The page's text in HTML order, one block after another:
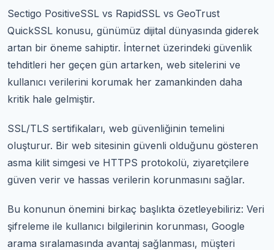
Sectigo PositiveSSL vs RapidSSL vs GeoTrust
QuickSSL konusu, günümüz dijital dünyasında giderek
artan bir öneme sahiptir. İnternet üzerindeki güvenlik
tehditleri her geçen gün artarken, web sitelerini ve
kullanıcı verilerini korumak her zamankinden daha
kritik hale gelmiştir.
SSL/TLS sertifikaları, web güvenliğinin temelini
oluşturur. Bir web sitesinin güvenli olduğunu gösteren
asma kilit simgesi ve HTTPS protokolü, ziyaretçilere
güven verir ve hassas verilerin korunmasını sağlar.
Bu konunun önemini birkaç başlıkta özetleyebiliriz: Veri
şifreleme ile kullanıcı bilgilerinin korunması, Google
arama sıralamasında avantaj sağlanması, müşteri